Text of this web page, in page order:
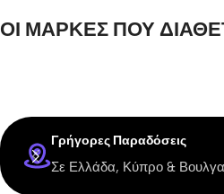
ΟΙ ΜΑΡΚΕΣ ΠΟΥ
Γρήγορες Παραδόσεις
Σε Ελλάδα, Κύπρο &